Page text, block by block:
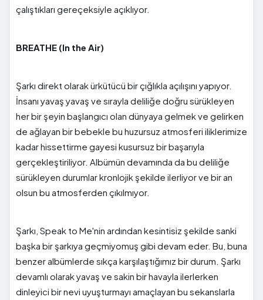
çalıştıkları gereçeksiyle açıklıyor.
BREATHE (In the Air)
Şarkı direkt olarak ürkütücü bir çığlıkla açılışını yapıyor.
İnsanı yavaş yavaş ve sırayla deliliğe doğru sürükleyen
her bir şeyin başlangıcı olan dünyaya gelmek ve gelirken
de ağlayan bir bebekle bu huzursuz atmosferi iliklerimize
kadar hissettirme gayesi kusursuz bir başarıyla
gerçekleştiriliyor. Albümün devamında da bu deliliğe
sürükleyen durumlar kronlojik şekilde ilerliyor ve bir an
olsun bu atmosferden çıkılmıyor.
Şarkı, Speak to Me'nin ardından kesintisiz şekilde sanki
başka bir şarkıya geçmiyomuş gibi devam eder. Bu, buna
benzer albümlerde sıkça karşılaştığımız bir durum. Şarkı
devamlı olarak yavaş ve sakin bir havayla ilerlerken
dinleyici bir nevi uyuşturmayı amaçlayan bu sekanslarla